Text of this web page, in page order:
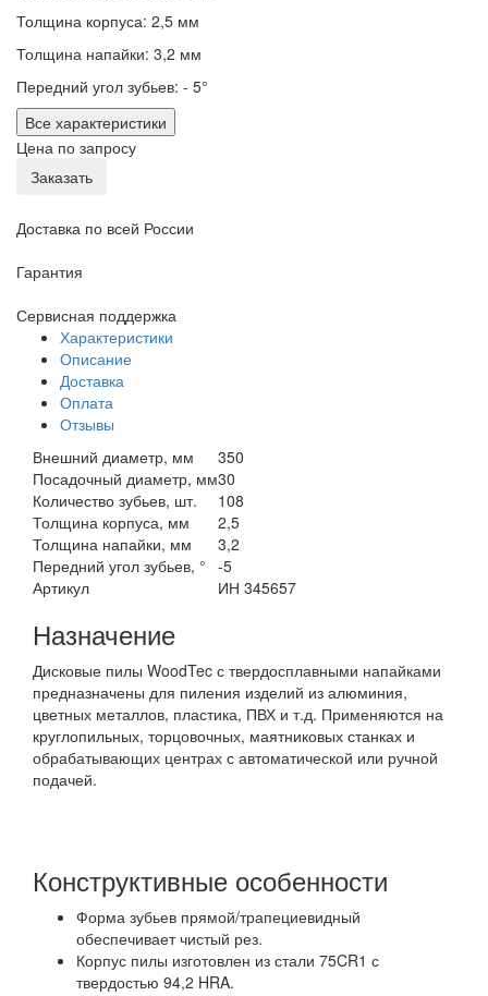
Толщина корпуса: 2,5 мм
Толщина напайки: 3,2 мм
Передний угол зубьев: - 5°
Все характеристики
Цена по запросу
Заказать
Доставка по всей России
Гарантия
Сервисная поддержка
Характеристики
Описание
Доставка
Оплата
Отзывы
Внешний диаметр, мм
350
Посадочный диаметр, мм30
Количество зубьев, шт.
108
Толщина корпуса, мм
2,5
Толщина напайки, мм
3,2
Передний угол зубьев, ° -5
Артикул
ИН 345657
Назначение
Дисковые пилы WoodTec с твердосплавными напайками
предназначены для пиления изделий из алюминия,
цветных металлов, пластика, ПВХ и т.д. Применяются на
круглопильных, торцовочных, маятниковых станках и
обрабатывающих центрах с автоматической или ручной
подачей.
Конструктивные особенности
Форма зубьев прямой/трапециевидный
обеспечивает чистый рез.
Корпус пилы изготовлен из стали 75CR1 с
твердостью 94,2 HRA.